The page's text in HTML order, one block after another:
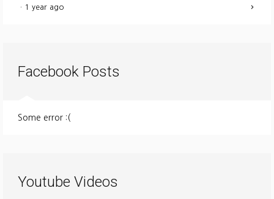
· 1 year ago
Facebook Posts
Some error :(
Youtube Videos